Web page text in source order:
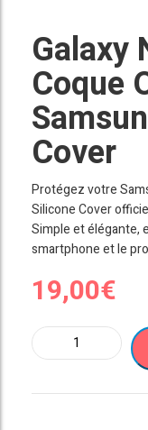
Galaxy
Coque
Cover
Protégez votre
Silicone Cover
Simple et élégante,
smartphone et le
19,00€
quantité
de
Note